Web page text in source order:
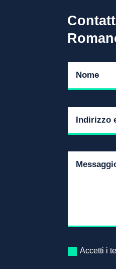
Accetti i